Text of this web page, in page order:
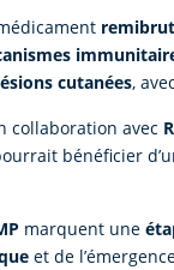
cutanées,
collaboration avec
bénéficier
marquent une
et de